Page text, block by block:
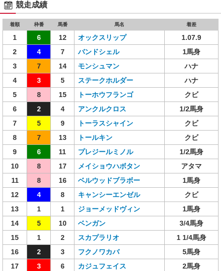
競走成績
着順 枠番 馬番 馬名 着差
1 6 12 オックスリップ
1.07.9
2
4 7 バンドシェル
1馬身
3
7 14 モンシュマン
ハナ
4
3 5 ステークホルダー
ハナ
5
8 15 トーホウフランゴ
クビ
6
2 4 アンクルクロス
1/2馬身
7
5 9 トーラスシャイン
クビ
8
7 13 トールキン
クビ
9
6 11 プレジールミノル
1/2馬身
10
8 17 メイショウハボタン
アタマ
11
8 16 ベルウッドブラボー
1馬身
12
4 8 キャンシーエンゼル
クビ
13
1 1 ジョーメッドヴィン
1馬身
14
5 10 ベンガン
3/4馬身
15
1 2 スカプラリオ
1 1/4馬身
16
2 3 フクノワカバ
5馬身
17
3 6 カジュフェイス 2馬身